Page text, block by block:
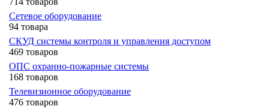
Сетевое оборудование
94 товара
СКУД системы контроля и управления доступом
469 товаров
ОПС охранно-пожарные системы
168 товаров
Телевизионное оборудование
476 товаров